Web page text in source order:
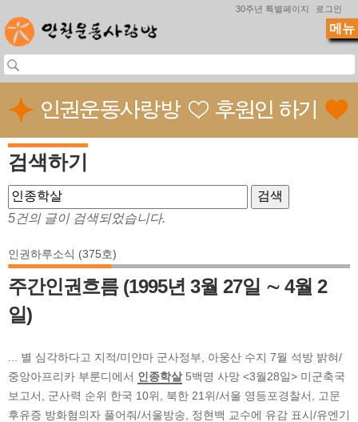
30주년 특별페이지 로그인
검색하기
5건의 글이 검색되었습니다.
인권하루소식 (375호)
주간인권흐름 (1995년 3월 27일 ∼ 4월 2
일)
... 별 심각하다고 지적/미얀마 군사정부, 아웅산 수지 7월 석방 밝혀/
중앙아프리카 부룬디에서 인종학살5백명 사망 <3월28일> 미군축국
보고서, 군사력 순위 한국 10위, 북한 21위/서울 영등포경찰서, 고문
후유증 방화혐의자 풀어줘/서울방송, 정현백 교수에 유감 표시/유엔기
메뉴